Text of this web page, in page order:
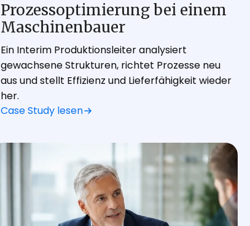
Prozessoptimierung bei einem
Maschinenbauer
Ein Interim Produktionsleiter analysiert
gewachsene Strukturen, richtet Prozesse neu
aus und stellt Effizienz und Lieferfähigkeit wieder
her.
Case Study lesen